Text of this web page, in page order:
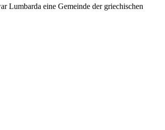
Lumbarda eine Gemeinde der griechischen